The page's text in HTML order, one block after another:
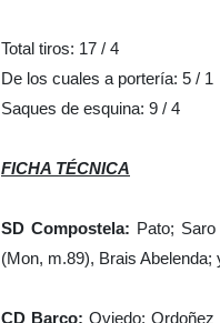
Total tiros: 17 / 4
De los cuales a portería: 5 / 1
Saques de esquina: 9 / 4
FICHA TÉCNICA
SD Compostela: Pato;
(Mon, m.89), Brais
CD Barco:Oviedo;